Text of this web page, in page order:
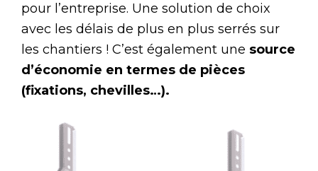
pour l’entreprise. Une solution de choix
avec les délais de plus en plus serrés sur
les chantiers ! C’est également une source
d’économie en termes de pièces
(fixations, chevilles…).